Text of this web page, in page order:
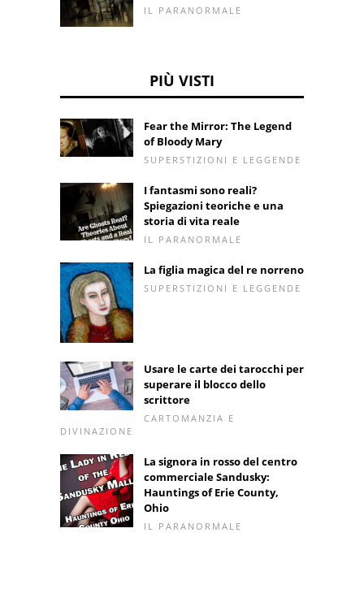
IL PARANORMALE
PIÙ VISTI
Fear the Mirror: The Legend
of Bloody Mary
SUPERSTIZIONI E LEGGENDE
I fantasmi sono reali?
Spiegazioni teoriche e una
storia di vita reale
IL PARANORMALE
La figlia magica del re norreno
SUPERSTIZIONI E LEGGENDE
Usare le carte dei tarocchi per
superare il blocco dello
scrittore
CARTOMANZIA E
DIVINAZIONE
La signora in rosso del centro
commerciale Sandusky:
Hauntings of Erie County,
Ohio
IL PARANORMALE